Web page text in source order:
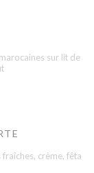
sur lit de
crème, fêta